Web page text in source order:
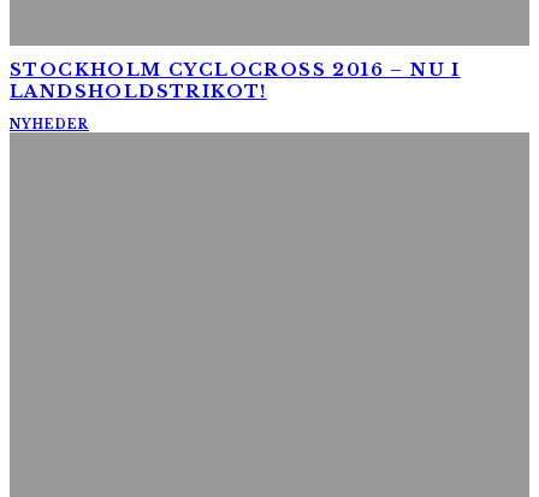
STOCKHOLM CYCLOCROSS 2016 – NU I
LANDSHOLDSTRIKOT!
NYHEDER